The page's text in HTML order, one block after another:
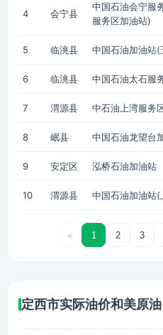
4 会宁县
中国石油会宁服
服务区加油站)
5 临洮县 中国石油加油站(
6 临洮县 中国石油太石服
7 渭源县 中石油上湾服务
8 岷县 中国石油龙望台
9 安定区 泓桥石油加油站
10 渭源县 中国石油加油站(
« 1 2 3
定西市实际油价和美原